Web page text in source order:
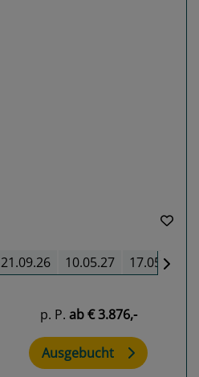
21.09.26 10.05.27 17.05.27
p. P. ab€ 3.876,-
Ausgebucht